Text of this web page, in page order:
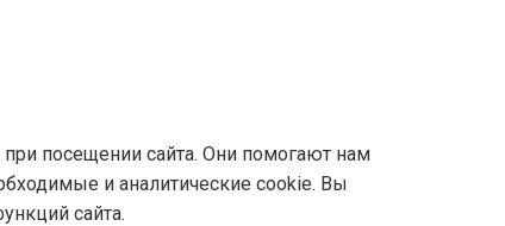
посещении сайта. Они помогают нам
и аналитические cookie. Вы
сайта.